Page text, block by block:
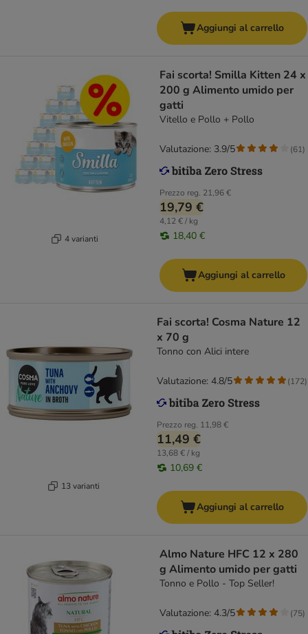
Aggiungi al carrello
4 varianti
Fai scorta! Smilla Kitten 24 x
200 g Alimento umido per
gatti
Vitello e Pollo + Pollo
Prezzo reg. 21,96 €
19,79 €
4,12 € / kg
18,40 €
Valutazione: 3.9/5 (61)
Aggiungi al carrello
13 varianti
Fai scorta! Cosma Nature 12
x 70 g
Tonno con Alici intere
Prezzo reg. 11,98 €
11,49 €
13,68 € / kg
10,69 €
Valutazione: 4.8/5 (172)
Aggiungi al carrello
Almo Nature HFC 12 x 280
g Alimento umido per gatti
Tonno e Pollo - Top Seller!
Valutazione: 4.3/5 (75)